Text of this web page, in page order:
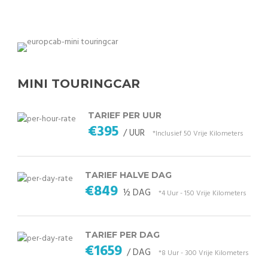
MINI TOURINGCAR
TARIEF PER UUR
€395 / UUR *Inclusief 50 Vrije Kilometers
TARIEF HALVE DAG
€849 ½ DAG *4 Uur - 150 Vrije Kilometers
TARIEF PER DAG
€1659 / DAG *8 Uur - 300 Vrije Kilometers